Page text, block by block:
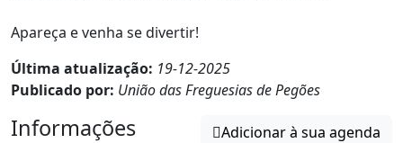
Apareça e venha se divertir!
Última atualização: 19-12-2025
Publicado por: União das Freguesias de Pegões
Informações Adicionar à sua agenda